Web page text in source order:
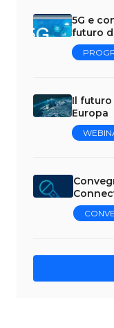
5G e
futuro
Il
Europa